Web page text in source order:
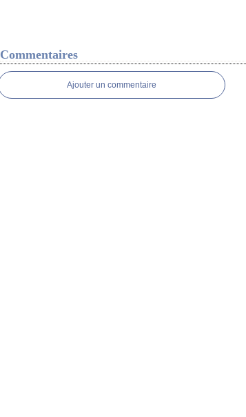
Commentaires
Ajouter un commentaire